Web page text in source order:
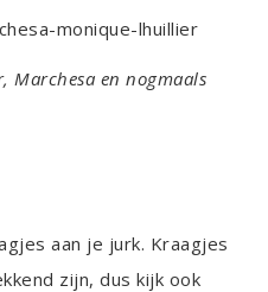
Marchesa en nogmaals
aan je jurk. Kraagjes
zijn, dus kijk ook